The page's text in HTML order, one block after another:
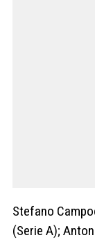
Stefano
(Serie A);